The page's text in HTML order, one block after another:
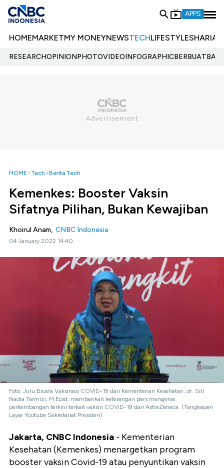
APPS
HOMEMARKETMY MONEYNEWSTECHLIFESTYLESHARIA
RESEARCHOPINIONPHOTOVIDEOINFOGRAPHIC
HOME Tech Berita Tech
Kemenkes: Booster Vaksin
Sifatnya Pilihan, Bukan Kewajiban
Khoirul Anam, CNBC Indonesia
04 January 2022 14:40
Foto: Juru Bicara Vaksinasi COVID-19 dari Kementerian Kesehatan, dr. Siti
Nadia Tarmizi, M.Epid, memberikan keterangan pers mengenai
perkembangan terkini terkait vaksin COVID-19 dari AstraZeneca. (Tangkapan
Layar Youtube Sekretariat Presiden)
Jakarta, CNBC Indonesia - Kementerian
Kesehatan (Kemenkes) menargetkan program
booster vaksin Covid-19 atau penyuntikan vaksin